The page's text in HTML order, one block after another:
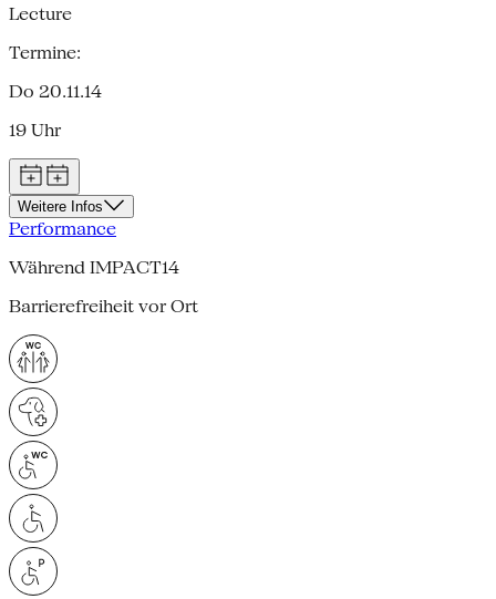
Lecture
Termine:
Do 20.11.14
19 Uhr
Weitere Infos
Performance
Während IMPACT14
Barrierefreiheit vor Ort